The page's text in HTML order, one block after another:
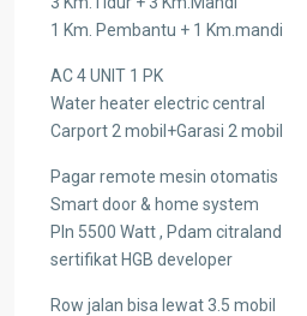
1 Km. Pembantu + 1 Km.mandi
AC 4 UNIT 1 PK
Water heater electric central
Carport 2 mobil+Garasi 2 mobil
Pagar remote mesin otomatis
Smart door & home system
Pln 5500 Watt , Pdam citraland
sertifikat HGB developer
Row jalan bisa lewat 3.5 mobil